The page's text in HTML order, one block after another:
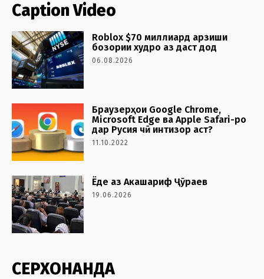
Caption Video
Roblox $70 миллиард арзиши
бозории худро аз даст дод
06.08.2026
Браузерҳои Google Chrome,
Microsoft Edge ва Apple Safari-ро
дар Русия чӣ интизор аст?
11.10.2022
Ёде аз Акашариф Ҷӯраев
19.06.2026
СЕРХОНАНДА